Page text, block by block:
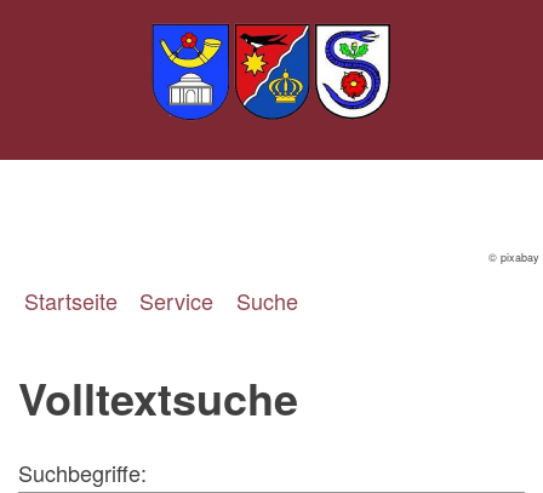
© pixabay
Startseite Service Suche
Volltextsuche
Suchbegriffe: